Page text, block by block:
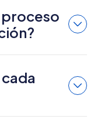
proceso